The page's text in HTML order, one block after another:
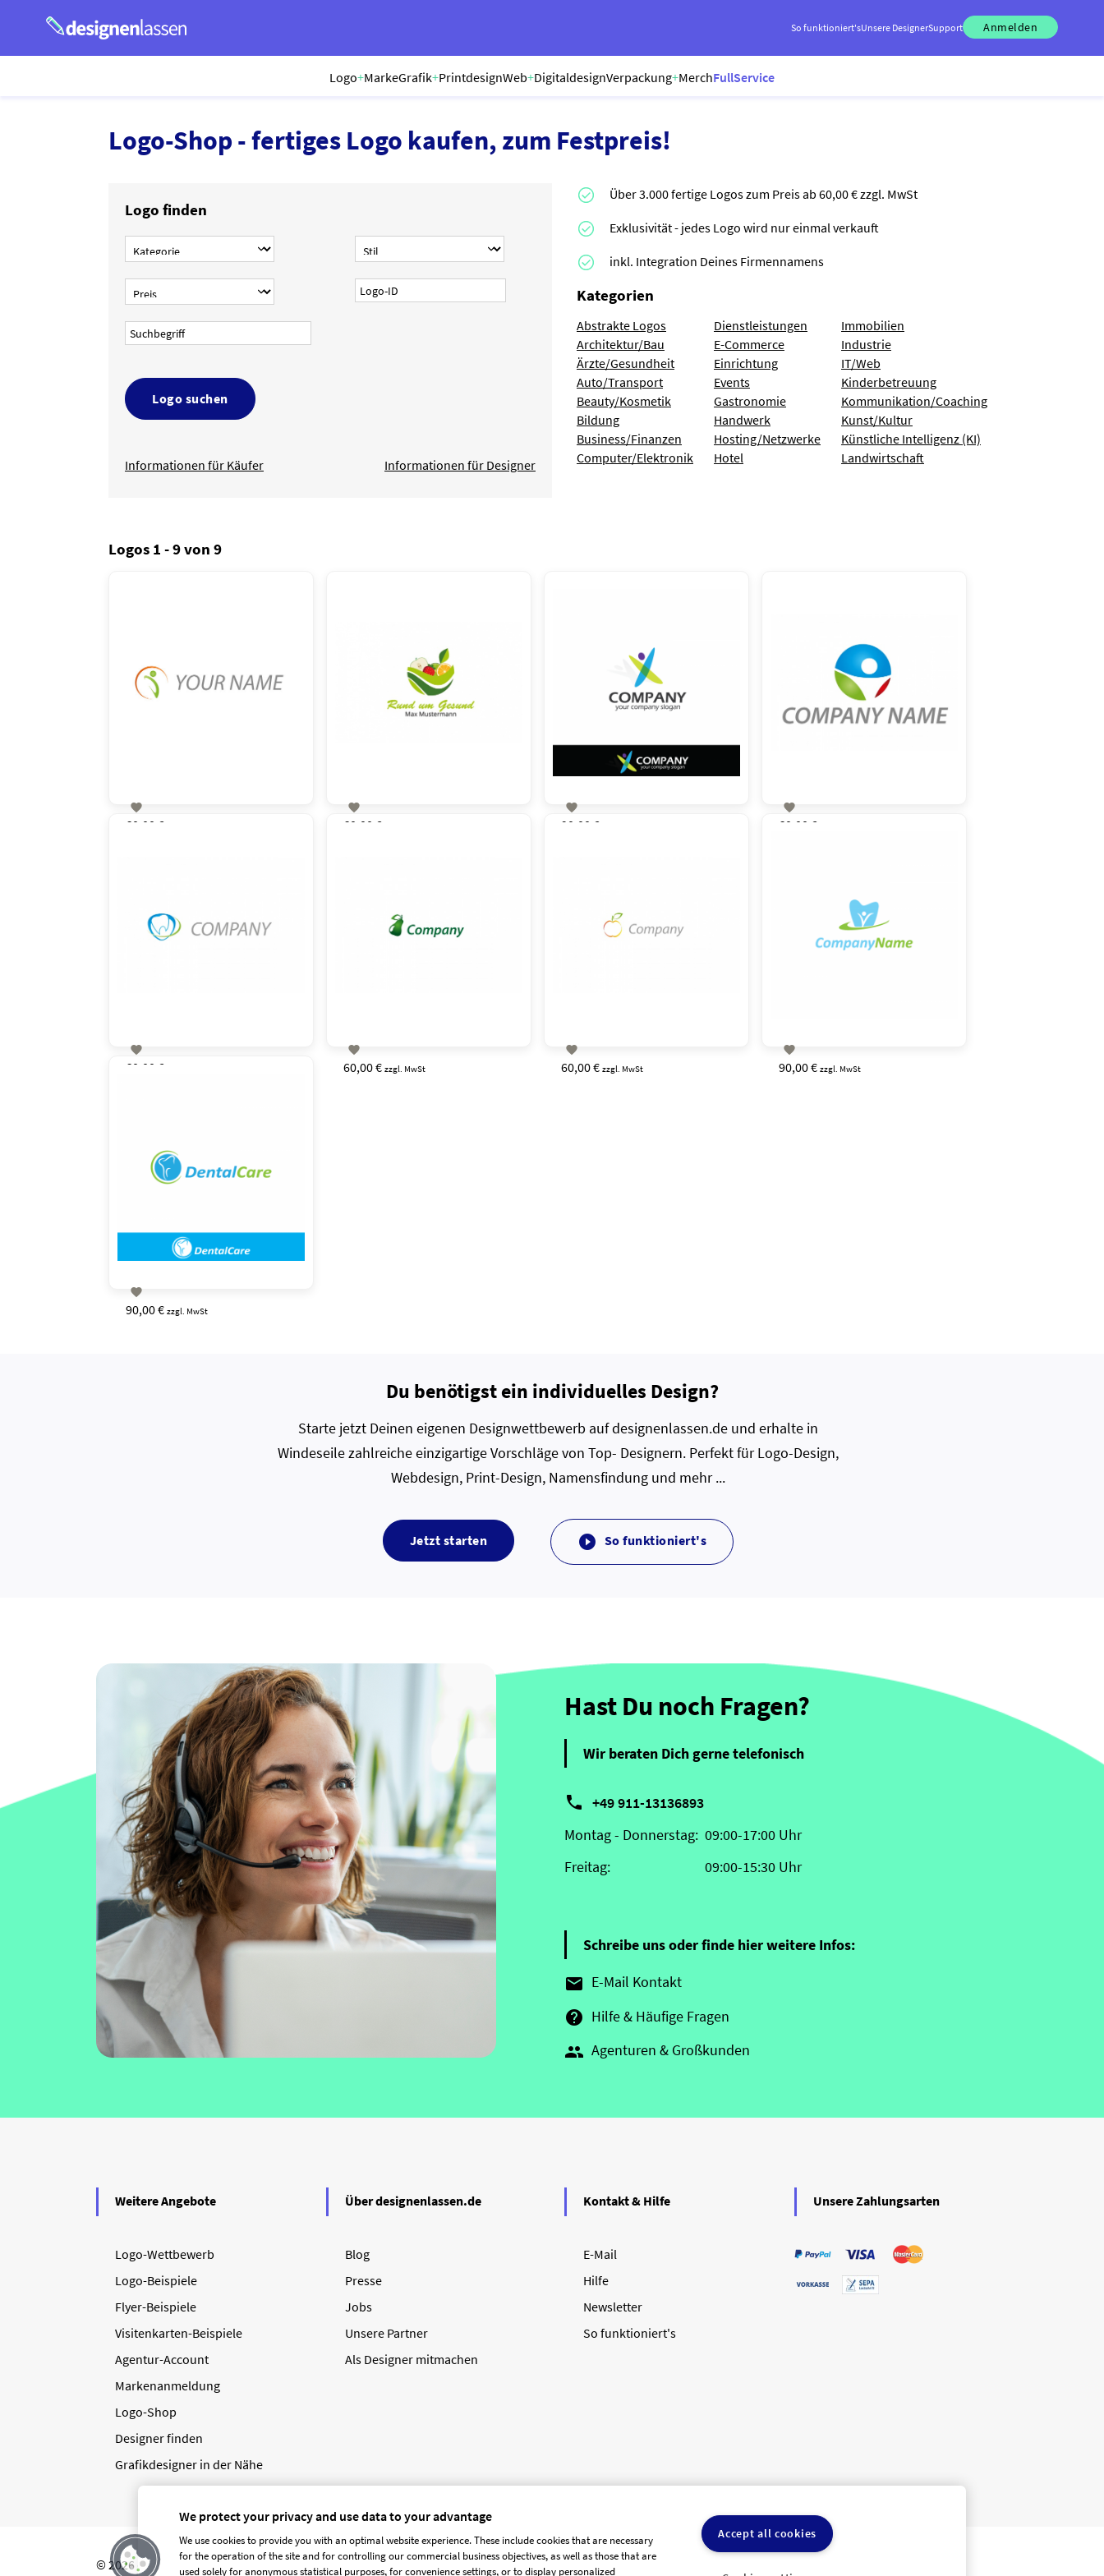
So funktioniert'sUnsere DesignerSupport Anmelden
Logo+MarkeGrafik+PrintdesignWeb+DigitaldesignVerpackung+MerchFullService
Logo-Shop - fertiges Logo kaufen, zum Festpreis!
Logo finden
Logo suchen
Informationen für Käufer Informationen für Designer
Über 3.000 fertige Logos zum Preis ab 60,00 € zzgl. MwSt
Exklusivität - jedes Logo wird nur einmal verkauft
inkl. Integration Deines Firmennamens
Kategorien
Abstrakte Logos
Architektur/Bau
Ärzte/Gesundheit
Auto/Transport
Beauty/Kosmetik
Bildung
Business/Finanzen
Computer/Elektronik
Dienstleistungen
E-Commerce
Einrichtung
Events
Gastronomie
Handwerk
Hosting/Netzwerke
Hotel
Immobilien
Industrie
IT/Web
Kinderbetreuung
Kommunikation/Coaching
Kunst/Kultur
Künstliche Intelligenz (KI)
Landwirtschaft
Logos 1 - 9 von 9

60,00 €

60,00 €

90,00 €

60,00 €

60,00 €

60,00 € zzgl. MwSt

60,00 € zzgl. MwSt

90,00 € zzgl. MwSt

90,00 € zzgl. MwSt
Du benötigst ein individuelles Design?
Starte jetzt Deinen eigenen Designwettbewerb auf designenlassen.de und erhalte in
Windeseile zahlreiche einzigartige Vorschläge von Top- Designern. Perfekt für Logo-Design,
Webdesign, Print-Design, Namensfindung und mehr ...
Jetzt starten  So funktioniert's
Hast Du noch Fragen?
Wir beraten Dich gerne telefonisch
 +49 911-13136893
Montag - Donnerstag:
Freitag:
09:00-17:00 Uhr
09:00-15:30 Uhr
Schreibe uns oder finde hier weitere Infos:
 E-Mail Kontakt
 Hilfe & Häufige Fragen
 Agenturen & Großkunden
Weitere Angebote
Logo-Wettbewerb
Logo-Beispiele
Flyer-Beispiele
Visitenkarten-Beispiele
Agentur-Account
Markenanmeldung
Logo-Shop
Designer finden
Grafikdesigner in der Nähe
Über designenlassen.de
Blog
Presse
Jobs
Unsere Partner
Als Designer mitmachen
Kontakt & Hilfe
E-Mail
Hilfe
Newsletter
So funktioniert's
Unsere Zahlungsarten
© 2026 designenlassen.de AGB Auftraggeber AGB Dienstleister Datenschutz Impressum Vergütungsregeln
We protect your privacy and use data to your advantage
We use cookies to provide you with an optimal website experience. These include cookies that are necessary
for the operation of the site and for controlling our commercial business objectives, as well as those that are
used solely for anonymous statistical purposes, for convenience settings, or to display personalized
Accept all cookies